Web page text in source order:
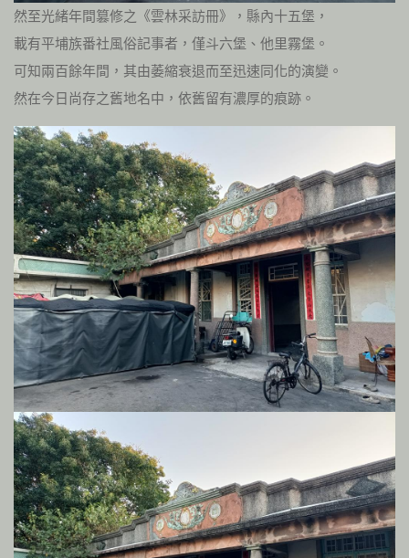
然至光緒年間篡修之《雲林采訪冊》，縣內十五堡，
載有平埔族番社風俗記事者，僅斗六堡、他里霧堡。
可知兩百餘年間，其由萎縮衰退而至迅速同化的演變。
然在今日尚存之舊地名中，依舊留有濃厚的痕跡。